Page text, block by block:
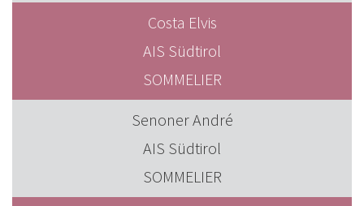
Costa Elvis
AIS Südtirol
SOMMELIER
Senoner André
AIS Südtirol
SOMMELIER